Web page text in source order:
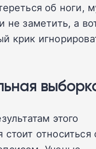
об ноги,
не заметить, а
крик
этого
стоит относиться